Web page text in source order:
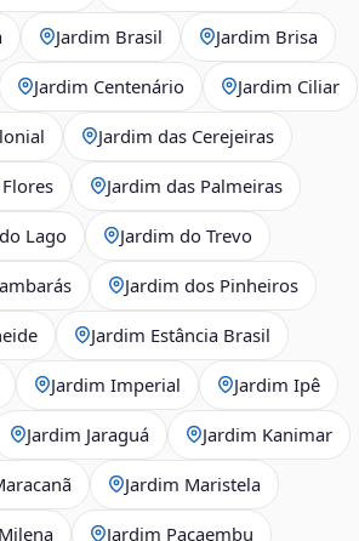
Jardim Brasil Jardim Brisa
Jardim Centenário Jardim Ciliar
Jardim das Cerejeiras
Jardim das Palmeiras
Lago Jardim do Trevo
Jardim dos Pinheiros
Jardim Estância Brasil
Jardim Imperial Jardim Ipê
Jardim Jaraguá Jardim Kanimar
Jardim Maristela
Jardim Pacaembu